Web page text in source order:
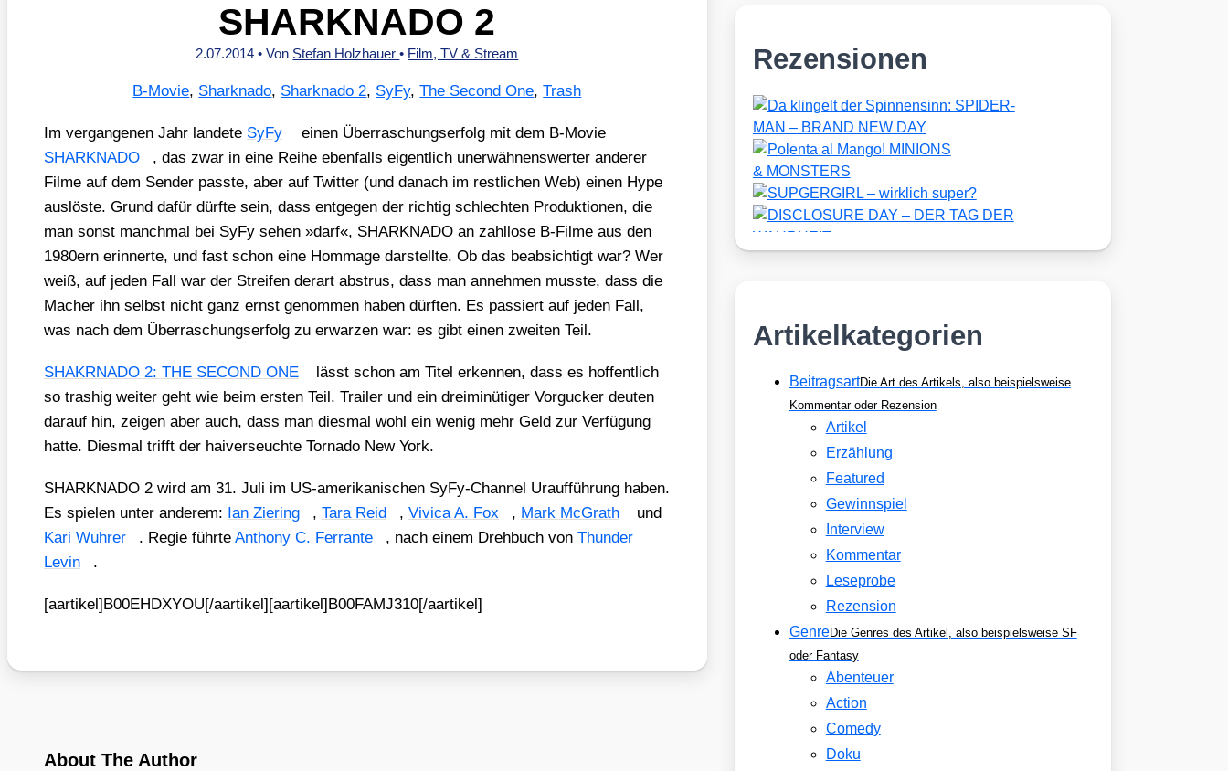
SHARKNADO 2
2.07.2014• Von Stefan Holzhauer• Film, TV & Stream
B-Movie, Sharknado, Sharknado 2, SyFy,The Second One,Trash
Im ver­gan­ge­nen Jahr lan­de­te SyFy
einen Über­ra­schungs­er­folg mit dem B‑Movie
SHARKNADO
, das zwar in eine Rei­he eben­falls eigent­lich uner­wäh­nens­wer­ter ande­rer
Fil­me auf dem Sen­der pass­te, aber auf Twit­ter (und danach im rest­li­chen Web) einen Hype
aus­lös­te. Grund dafür dürf­te sein, dass ent­ge­gen der rich­tig schlech­ten Pro­duk­tio­nen, die
man sonst manch­mal bei SyFy sehen »darf«, SHARKNADO an zahl­lo­se B‑Filme aus den
1980ern erin­ner­te, und fast schon eine Hom­mage dar­stell­te. Ob das beab­sich­tigt war? Wer
weiß, auf jeden Fall war der Strei­fen der­art abstrus, dass man anneh­men muss­te, dass die
Macher ihn selbst nicht ganz ernst genom­men haben dürf­ten. Es pas­siert auf jeden Fall,
was nach dem Über­ra­schungs­er­folg zu erwar­zen war: es gibt einen zwei­ten Teil.
SHAKRNADO 2: THE SECOND ONE
lässt schon am Titel erken­nen, dass es hof­fent­lich
so tra­shig wei­ter geht wie beim ers­ten Teil. Trai­ler und ein drei­mi­nü­ti­ger Vor­gu­cker deu­ten
dar­auf hin, zei­gen aber auch, dass man dies­mal wohl ein wenig mehr Geld zur Ver­fü­gung
hat­te. Dies­mal trifft der hai­ver­seuch­te Tor­na­do New York.
SHARKNADO 2 wird am 31. Juli im US-ame­ri­ka­ni­schen SyFy-Chan­nel Urauf­füh­rung haben.
Es spie­len unter ande­rem: Ian Zier­ing , Tara Reid , Vivica A. Fox , Mark McGrath
und
Kari Wuhrer
. Regie führ­te Antho­ny C. Ferran­te , nach einem Dreh­buch von Thun­der
Levin
.
[aartikel]B00EHDXYOU[/aartikel][aartikel]B00FAMJ310[/aartikel]
About The Author
Rezensionen
Artikelkategorien
BeitragsartDie Art des Artikels, also beispielsweise
Kommentar oder Rezension
Artikel
Erzählung
Featured
Gewinnspiel
Interview
Kommentar
Leseprobe
Rezension
GenreDie Genres des Artikel, also beispielsweise SF
oder Fantasy
Abenteuer
Action
Comedy
Doku